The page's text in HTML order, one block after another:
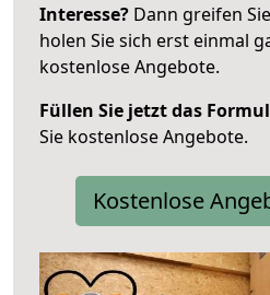
Interesse? Dann greifen
holen Sie sich erst einmal
kostenlose Angebote.
Füllen Sie jetzt das
Sie kostenlose Angebote.
Kostenlose